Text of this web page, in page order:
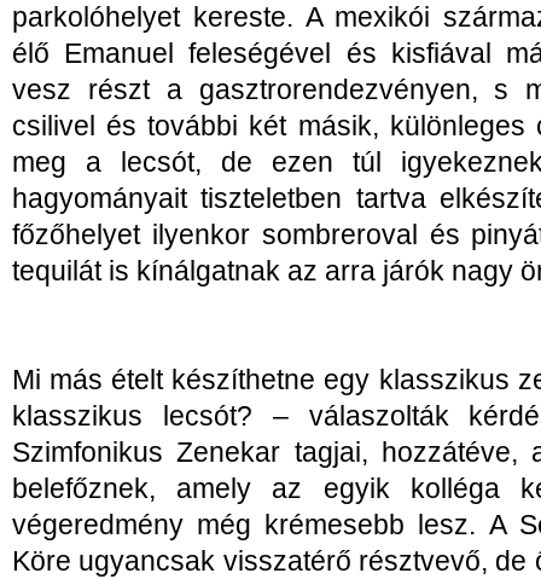
parkolóhelyet kereste. A mexikói
élő Emanuel feleségével és kisfiával
vesz részt a gasztrorendezvényen, s
csilivel és további két másik, különleges
meg a lecsót, de ezen túl
hagyományait tiszteletben tartva
főzőhelyet ilyenkor sombreroval és
tequilát is kínálgatnak az arra járók nagy
Mi más ételt készíthetne egy klasszikus
klasszikus lecsót? – válaszolták
Szimfonikus Zenekar tagjai,
belefőznek, amely az egyik kolléga
végeredmény még krémesebb lesz. A
Köre ugyancsak visszatérő résztvevő, de